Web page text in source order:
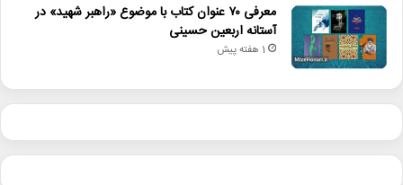
معرفی ۷۰ عنوان کتاب با موضوع «راهبر شهید» در
آستانه اربعین حسینی
1 هفته پیش